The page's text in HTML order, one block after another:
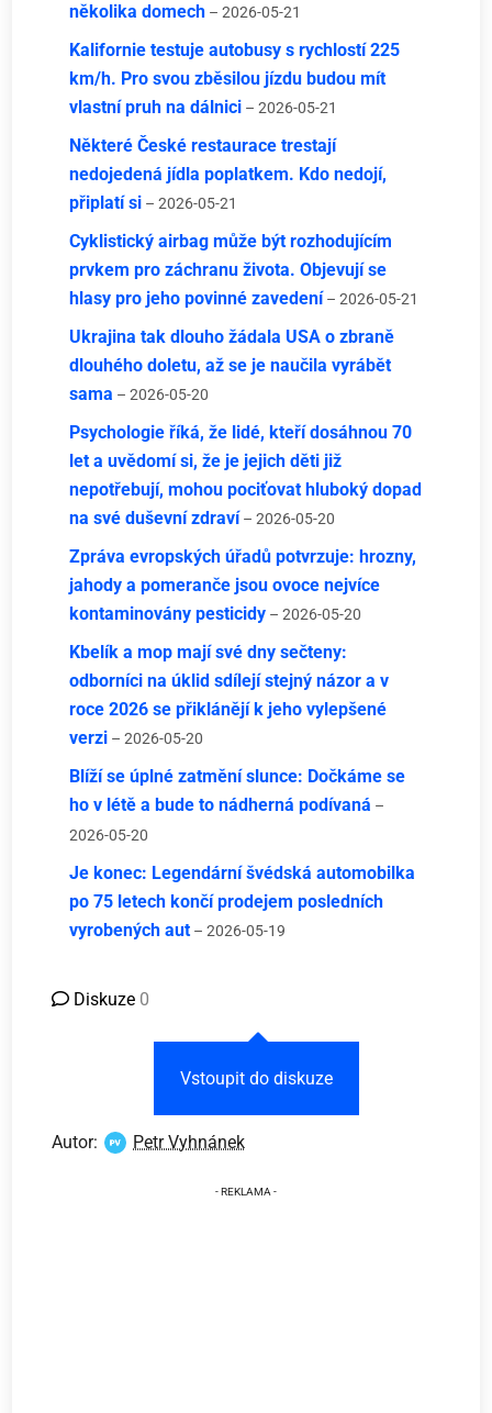
několika domech – 2026-05-21
Kalifornie testuje autobusy s rychlostí 225
km/h. Pro svou zběsilou jízdu budou mít
vlastní pruh na dálnici – 2026-05-21
Některé České restaurace trestají
nedojedená jídla poplatkem. Kdo nedojí,
připlatí si – 2026-05-21
Cyklistický airbag může být rozhodujícím
prvkem pro záchranu života. Objevují se
hlasy pro jeho povinné zavedení – 2026-05-21
Ukrajina tak dlouho žádala USA o zbraně
dlouhého doletu, až se je naučila vyrábět
sama – 2026-05-20
Psychologie říká, že lidé, kteří dosáhnou 70
let a uvědomí si, že je jejich děti již
nepotřebují, mohou pociťovat hluboký dopad
na své duševní zdraví – 2026-05-20
Zpráva evropských úřadů potvrzuje: hrozny,
jahody a pomeranče jsou ovoce nejvíce
kontaminovány pesticidy – 2026-05-20
Kbelík a mop mají své dny sečteny:
odborníci na úklid sdílejí stejný názor a v
roce 2026 se přiklánějí k jeho vylepšené
verzi – 2026-05-20
Blíží se úplné zatmění slunce: Dočkáme se
ho v létě a bude to nádherná podívaná –
2026-05-20
Je konec: Legendární švédská automobilka
po 75 letech končí prodejem posledních
vyrobených aut – 2026-05-19
Diskuze 0
Vstoupit do diskuze
Autor: Petr Vyhnánek